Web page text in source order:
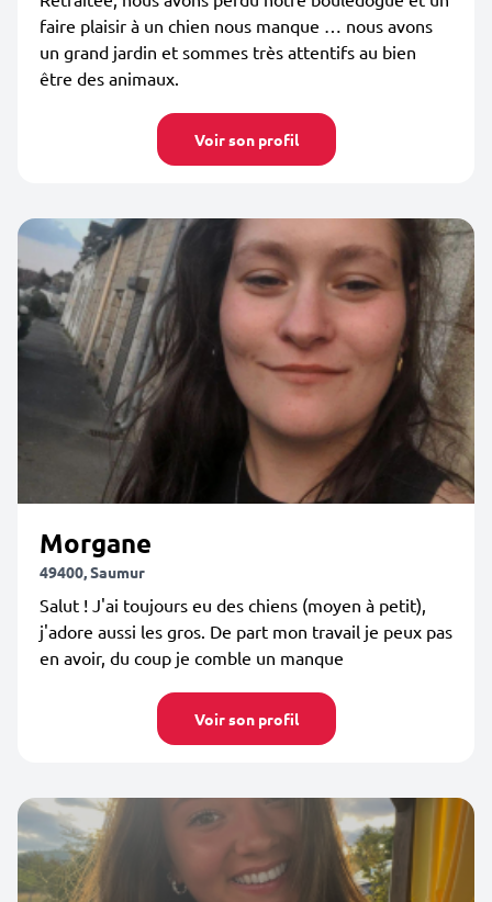
faire plaisir à un chien nous manque … nous avons
un grand jardin et sommes très attentifs au bien
être des animaux.
Voir son profil
Morgane
49400, Saumur
Salut ! J'ai toujours eu des chiens (moyen à petit),
j'adore aussi les gros. De part mon travail je peux pas
en avoir, du coup je comble un manque
Voir son profil